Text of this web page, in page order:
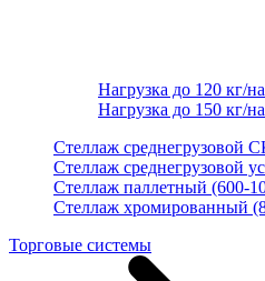
Нагрузка до 120 кг/
Нагрузка до 150 кг/
Стеллаж среднегрузовой
Стеллаж среднегрузовой
Стеллаж паллетный (600-
Стеллаж хромированный
Торговые системы